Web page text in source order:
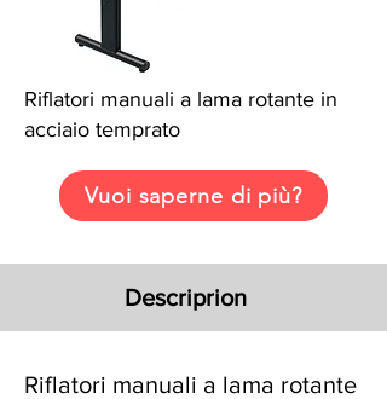
Riflatori manuali a lama rotante in
acciaio temprato
Vuoi saperne di più?
Descriprion
Riflatori manuali a lama rotante